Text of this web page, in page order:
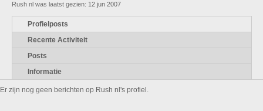
Rush nl was laatst gezien: 12 jun 2007
Profielposts
Recente Activiteit
Posts
Informatie
Er zijn nog geen berichten op Rush nl's profiel.